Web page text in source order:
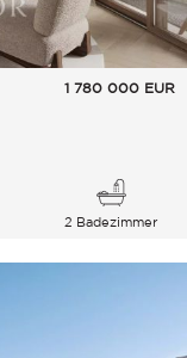
1 780 000 EUR
2 Badezimmer